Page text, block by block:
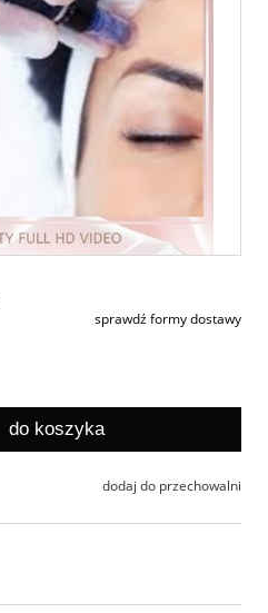
kosztów płatnościsprawdź formy dostawy
do koszyka
dodaj do przechowalni